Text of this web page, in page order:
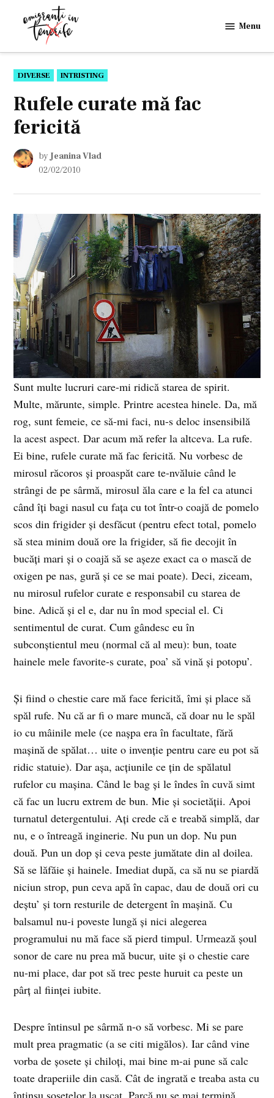
in
Menu
POSTED
IN
DIVERSE INTRISTING
Rufele curate mă fac
fericită
by Jeanina Vlad
02/02/2010
Sunt multe lucruri care-mi ridică starea de spirit.
Multe, mărunte, simple. Printre acestea hinele. Da, mă
rog, sunt femeie, ce să-mi faci, nu-s deloc insensibilă
la acest aspect. Dar acum mă refer la altceva. La rufe.
Ei bine, rufele curate mă fac fericită. Nu vorbesc de
mirosul răcoros şi proaspăt care te-nvăluie când le
strângi de pe sârmă, mirosul ăla care e la fel ca atunci
când îţi bagi nasul cu faţa cu tot într-o coajă de pomelo
scos din frigider şi desfăcut (pentru efect total, pomelo
să stea minim două ore la frigider, să fie decojit în
bucăţi mari şi o coajă să se aşeze exact ca o mască de
oxigen pe nas, gură şi ce se mai poate). Deci, ziceam,
nu mirosul rufelor curate e responsabil cu starea de
bine. Adică şi el e, dar nu în mod special el. Ci
sentimentul de curat. Cum gândesc eu în
subconştientul meu (normal că al meu): bun, toate
hainele mele favorite-s curate, poa’ să vină şi potopu’.
Şi fiind o chestie care mă face fericită, îmi şi place să
spăl rufe. Nu că ar fi o mare muncă, că doar nu le spăl
io cu mâinile mele (ce naşpa era în facultate, fără
maşină de spălat… uite o invenţie pentru care eu pot să
ridic statuie). Dar aşa, acţiunile ce ţin de spălatul
rufelor cu maşina. Când le bag şi le îndes în cuvă simt
că fac un lucru extrem de bun. Mie şi societăţii. Apoi
turnatul detergentului. Aţi crede că e treabă simplă, dar
nu, e o întreagă inginerie. Nu pun un dop. Nu pun
două. Pun un dop şi ceva peste jumătate din al doilea.
Să se lăfăie şi hainele. Imediat după, ca să nu se piardă
niciun strop, pun ceva apă în capac, dau de două ori cu
deştu’ şi torn resturile de detergent în maşină. Cu
balsamul nu-i poveste lungă şi nici alegerea
programului nu mă face să pierd timpul. Urmează şoul
sonor de care nu prea mă bucur, uite şi o chestie care
nu-mi place, dar pot să trec peste huruit ca peste un
pârţ al fiinţei iubite.
Despre întinsul pe sârmă n-o să vorbesc. Mi se pare
mult prea pragmatic (a se citi migălos). Iar când vine
vorba de şosete şi chiloţi, mai bine m-ai pune să calc
toate draperiile din casă. Cât de ingrată e treaba asta cu
întinsu şosetelor la uscat. Parcă nu se mai termină,